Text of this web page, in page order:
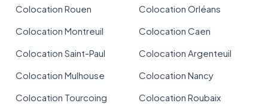
Colocation Rouen
Colocation Orléans
Colocation Montreuil
Colocation Caen
Colocation Saint-Paul
Colocation Argenteuil
Colocation Mulhouse
Colocation Nancy
Colocation Tourcoing
Colocation Roubaix